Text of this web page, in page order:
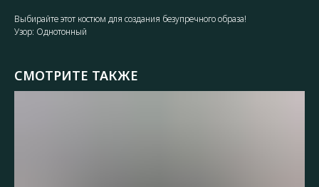
Выбирайте этот костюм для создания безупречного образа!
Узор: Однотонный
СМОТРИТЕ ТАКЖЕ